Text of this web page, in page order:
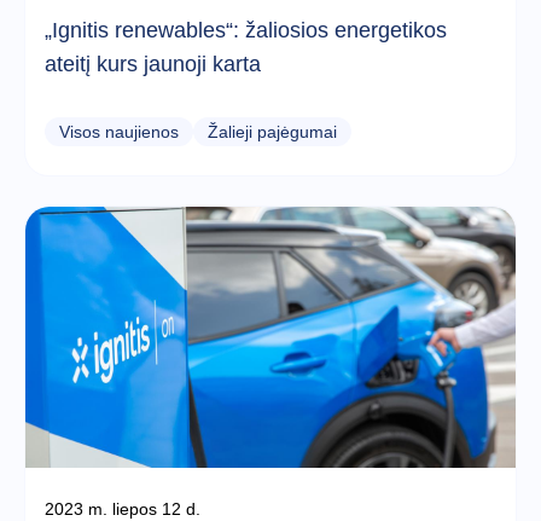
„Ignitis renewables“: žaliosios energetikos
ateitį kurs jaunoji karta
Visos naujienos Žalieji pajėgumai
2023 m. liepos 12 d.